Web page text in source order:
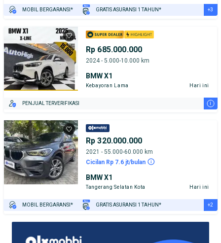
MOBIL BERGARANSI* GRATIS ASURANSI 1 TAHUN*
PENJUAL TERVERIFIKASI
+3
Rp 685.000.000
2024 - 5.000-10.000 km
BMW X1
Kebayoran Lama Hari ini
PENJUAL TERVERIFIKASI i
Rp 320.000.000
2021 - 55.000-60.000 km
Cicilan Rp 7.6 jt/bulan
BMW X1
Tangerang Selatan Kota Hari ini
MOBIL BERGARANSI* GRATIS ASURANSI 1 TAHUN* +2